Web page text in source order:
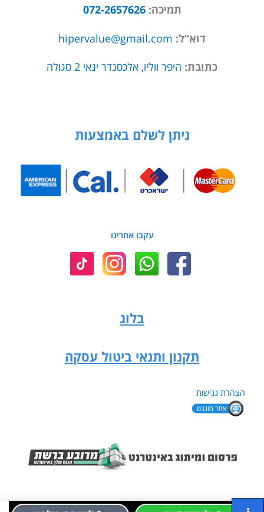
תמיכה:072-2657626
דוא”ל: hipervalue@gmail.com
כתובת: היפר ווליו, אלכסנדר ינאי 2 סגולה
ניתן לשלם באמצעות
עקבו אחרינו
בלוג
תקנון ותנאי ביטול עסקה
הצהרת נגישות